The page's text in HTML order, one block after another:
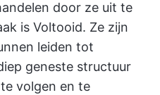
door ze uit te
is Voltooid. Ze zijn
leiden tot
geneste structuur
volgen en te